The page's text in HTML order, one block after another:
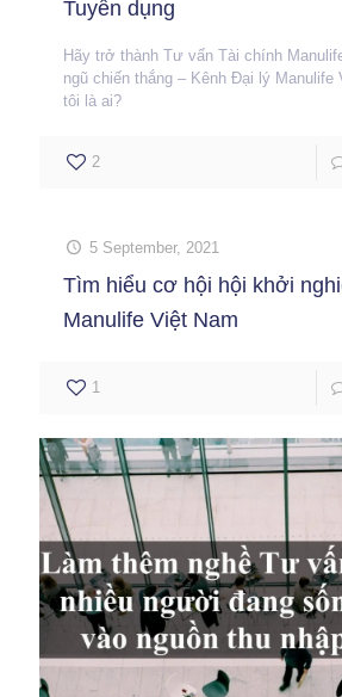
Tuyển dụng
Hãy trở thành Tư vấn Tài chính
ngũ chiến thắng – Kênh Đại lý Manulife
tôi là ai?
2
5 September, 2021
Tìm hiểu cơ hội hội khởi
Manulife Việt Nam
1